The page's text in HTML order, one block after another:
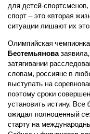
для детей-
спорт – это «вторая
ситуации лишают их
Олимпийская
Бестемьяновазаявила,
затягивании
словам, россияне в
выступать на
поэтому сроки
установить истину.
ожидал полноценный
старту на